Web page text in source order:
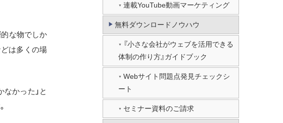
的な物でしか
は多くの場
かった」と
連載YouTube動画マーケティング
無料ダウンロードノウハウ
『小さな会社がウェブを活用できる
体制の作り方』ガイドブック
Webサイト問題点発見チェックシ
ート
セミナー資料のご請求